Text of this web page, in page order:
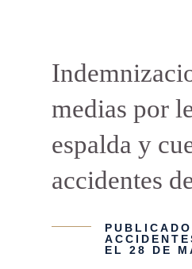
medias por
espalda y
accidentes
EL 28 DE